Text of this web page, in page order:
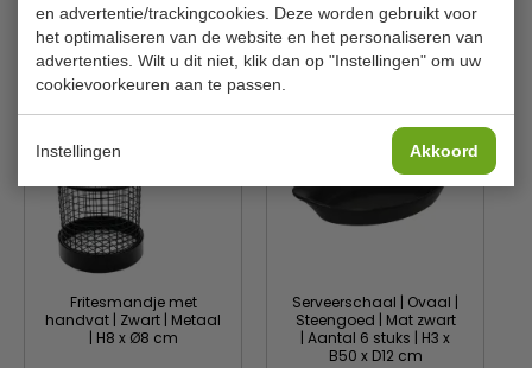
en advertentie/trackingcookies. Deze worden gebruikt voor
het optimaliseren van de website en het personaliseren van
advertenties. Wilt u dit niet, klik dan op "Instellingen" om uw
cookievoorkeuren aan te passen.
Instellingen Akkoord
Is dit iets voor jou?
Fritesmandje met
handvat | Zwart | Metaal
| H8 x Ø8 cm
Serveerschaal | Ovaal |
Steengoed | Mat zwart
| Aantal 6 stuks | H3 x
B50 x D12 cm